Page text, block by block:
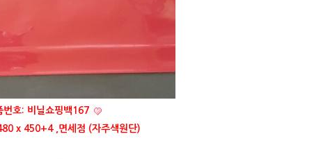
번호: 비닐쇼핑백167
x 450+4 ,면세점 (자주색원단)